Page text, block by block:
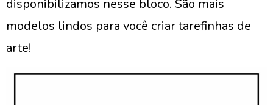
disponibilizamos nesse bloco. São mais
modelos lindos para você criar tarefinhas de
arte!